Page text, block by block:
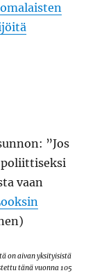
”Jos
vaan
on aivan yksityisistä
tänä vuonna 105